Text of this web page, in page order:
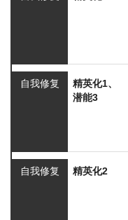
自我修复
精英化1、
潜能3
自我修复 精英化2